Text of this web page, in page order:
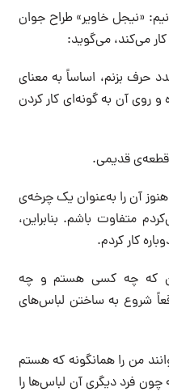
«نیجل خاویر» طراح جوان
می‌کند، می‌گوید:
حرف بزنم، اساساً به معنای
روی آن به گونه‌ای کار کردن
قدیمی.
آن را به‌عنوان یک چرخه‌ی
متفاوت باشم. بنابراین،
کار کردم.
که چه کسی هستم و چه
شروع به ساختن لباس‌های
من را همانگونه که هستم
فرد دیگری آن لباس‌ها را